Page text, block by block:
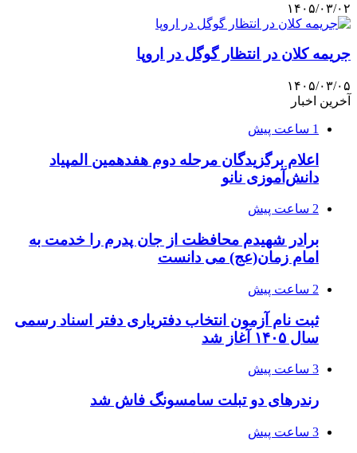
۱۴۰۵/۰۳/۰۲
جریمه کلان در انتظار گوگل در اروپا
۱۴۰۵/۰۳/۰۵
آخرین اخبار
1 ساعت پیش
اعلام برگزیدگان مرحله دوم هفدهمین المپیاد
دانش‌آموزی نانو
2 ساعت پیش
برادر شهیدم محافظت از جان پدرم را خدمت به
امام زمان(عج) می دانست
2 ساعت پیش
ثبت نام آزمون انتخاب دفتریاری دفتر اسناد رسمی
سال ۱۴۰۵ آغاز شد
3 ساعت پیش
رندرهای دو تبلت سامسونگ فاش شد
3 ساعت پیش